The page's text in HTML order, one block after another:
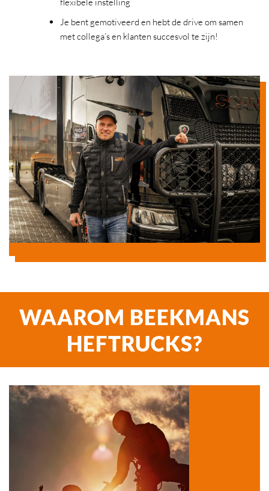
Je bent gemotiveerd en hebt de drive om samen
met collega’s en klanten succesvol te zijn!
WAAROM BEEKMANS
HEFTRUCKS?